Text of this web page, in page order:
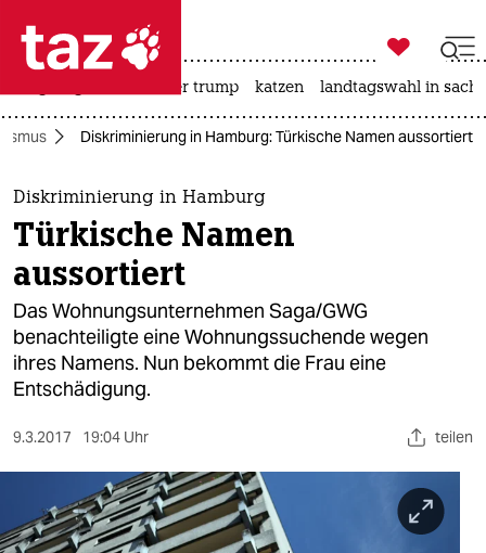
 taz zahl ich
taz zahl ich
themen
politik
öko
gesellschaft
kultur
sport
nord

taz zahl ich
usa unter trump katzen landtagswahl in
Diskriminierung in Hamburg: Türkische Namen aussortiert
Diskriminierung in Hamburg
Türkische Namen
aussortiert
Das Wohnungsunternehmen Saga/GWG
benachteiligte eine Wohnungssuchende wegen
ihres Namens. Nun bekommt die Frau eine
Entschädigung.
9.3.2017 19:04 Uhr teilen